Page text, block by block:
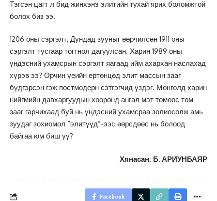
Тэгсэн цагт л бид жинхэнэ элитийн тухай ярих боломжтой
болох биз ээ.
1206 оны сэргэлт, Дундад зууныг өөрчилсөн 1911 оны
сэргэлт тусгаар тогтнол дагуулсан. Харин 1989 оны
үндэсний ухамсрын сэргэлт яагаад ийм ахархан наслахад
хүрэв ээ? Орчин үеийн ертөнцөд элит массын зааг
бүдгэрсэн гэж постмодерн сэтгэгчид үздэг. Монголд харин
нийгмийн давхаргуудын хооронд ангал мэт томоос том
зааг гарчихаад буй нь үндэсний ухамсраа золиосолж амь
зуудаг зохиомол “элитүүд”-ээс өөрсдөөс нь болоод
байгаа юм биш үү?
Хянасан: Б. АРИУНБАЯР
Facebook